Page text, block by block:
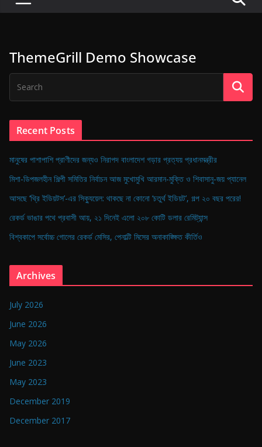
s
e
f
D
i
g
a
l
B
n
g
ThemeGrill Demo Showcase
Recent Posts
মানুষের পাশাপাশি প্রাণীদের জন্যও নিরাপদ বাংলাদেশ গড়ার প্রত্যয় প্রধানমন্ত্রীর
মিশা-ডিপজলহীন শিল্পী সমিতির নির্বাচন আজ মুখোমুখি আরমান-মুক্তি ও শিবাসানু-জয় প্যানেল
আসছে ‘থ্রি ইডিয়টস’-এর সিক্যুয়েল: থাকছে না কোনো ‘চতুর্থ ইডিয়ট’, গল্প ২০ বছর পরের!
রেকর্ড ভাঙার পথে প্রবাসী আয়, ২১ দিনেই এলো ২০৮ কোটি ডলার রেমিট্যান্স
বিশ্বকাপে সর্বোচ্চ গোলের রেকর্ড মেসির, পেনাল্টি মিসের অনাকাঙ্ক্ষিত কীর্তিও
Archives
July 2026
June 2026
May 2026
June 2023
May 2023
December 2019
December 2017